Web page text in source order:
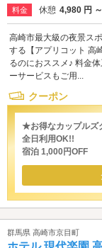
料金 休憩 4,980 円 ～
高崎市最大級の夜景ス
する【アプリコット 高
るのにおススメ♪ 料金
ーサービスもご用...
クーポン
★お得なカップルズ
全日利用OK!!
宿泊 1,000円OFF
群馬県 高崎市京目町